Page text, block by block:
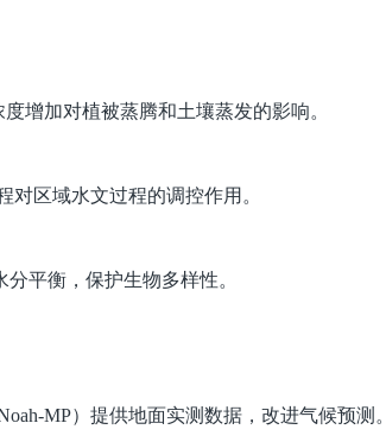
度增加对植被蒸腾和土壤蒸发的影响。
对区域水文过程的调控作用。
平衡，保护生物多样性。
MP）提供地面实测数据，改进气候预测。